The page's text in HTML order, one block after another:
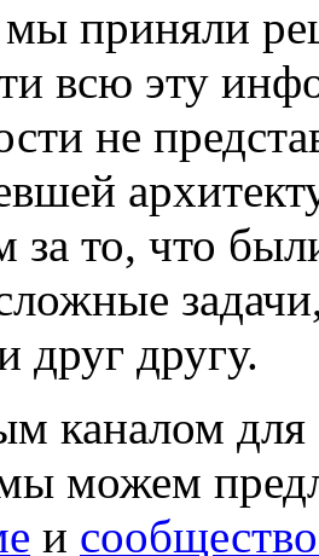
приняли
всю эту
не
за то, что
друг другу.
каналом
можем
и